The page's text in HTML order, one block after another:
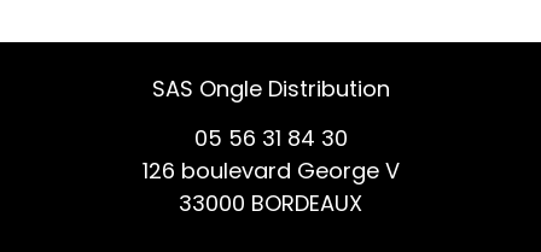
SAS Ongle Distribution
05 56 31 84 30
126 boulevard George V
33000 BORDEAUX